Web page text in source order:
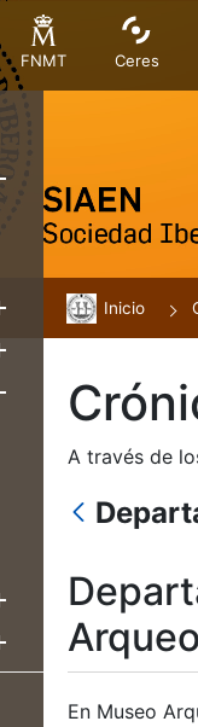
FNMT Ceres
Mostrar/
Mostrar/
Mostrar/
Mostrar/
Inicio
A través de
En Museo